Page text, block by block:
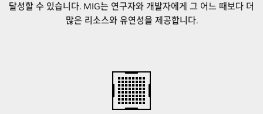
달성할 수 있습니다. MIG는 연구자와 개발자에게 그 어느 때보다 더
많은 리소스와 유연성을 제공합니다.